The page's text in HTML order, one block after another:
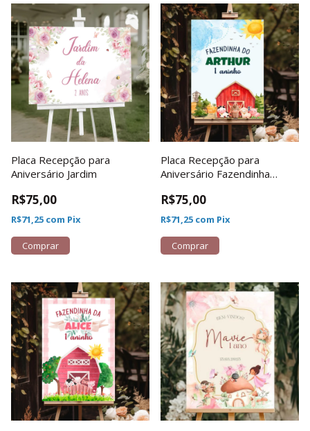
Placa Recepção para
Aniversário Jardim
R$75,00
R$71,25 com Pix
Comprar
Placa Recepção para
Aniversário Fazendinha
R$75,00
R$71,25 com Pix
Comprar